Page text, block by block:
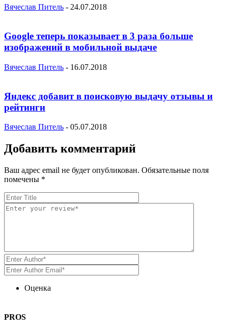
Вячеслав Питель - 24.07.2018
Google теперь показывает в 3 раза больше
изображений в мобильной выдаче
Вячеслав Питель - 16.07.2018
Яндекс добавит в поисковую выдачу отзывы и
рейтинги
Вячеслав Питель - 05.07.2018
Добавить комментарий
Ваш адрес email не будет опубликован. Обязательные поля
помечены *
Оценка
PROS